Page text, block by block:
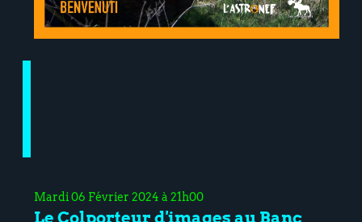
Mardi 06 Février 2024 à 21h00